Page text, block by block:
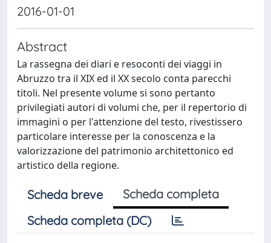
2016-01-01
Abstract
La rassegna dei diari e resoconti dei viaggi in
Abruzzo tra il XIX ed il XX secolo conta parecchi
titoli. Nel presente volume si sono pertanto
privilegiati autori di volumi che, per il repertorio di
immagini o per l'attenzione del testo, rivestissero
particolare interesse per la conoscenza e la
valorizzazione del patrimonio architettonico ed
artistico della regione.
Scheda breve
Scheda completa
Scheda completa (DC)